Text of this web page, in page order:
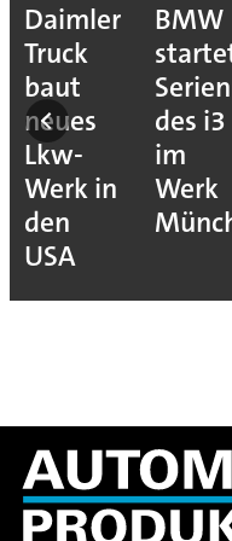
Daimler
Truck
baut
neues
Lkw-
Werk in
den
USA
BMW
des i3
im
Werk